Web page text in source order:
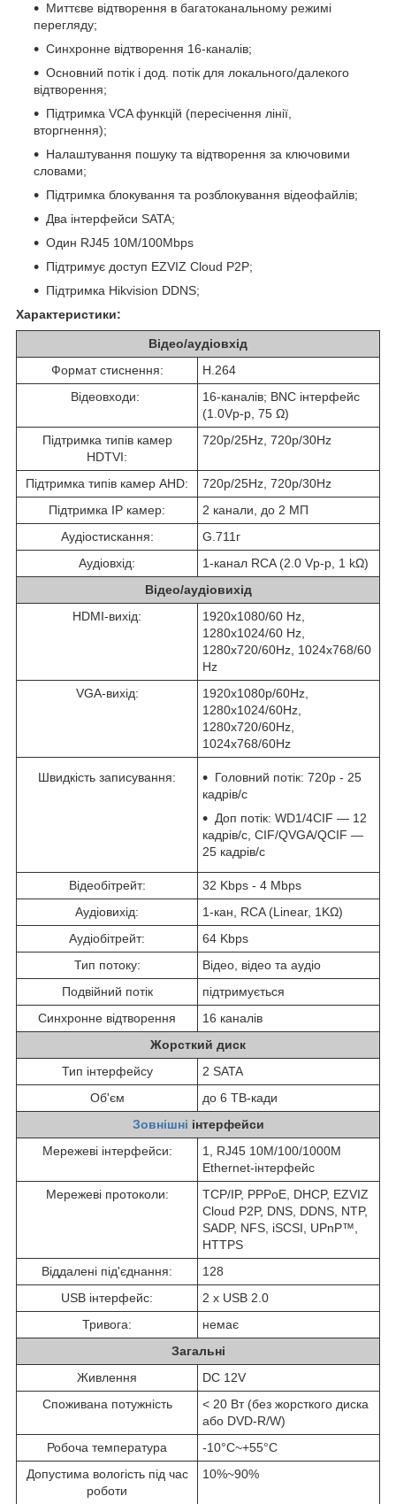
Миттєве відтворення в багатоканальному режимі
перегляду;
Синхронне відтворення 16-каналів;
Основний потік і дод. потік для локального/далекого
відтворення;
Підтримка VCA функцій (пересічення лінії,
вторгнення);
Налаштування пошуку та відтворення за ключовими
словами;
Підтримка блокування та розблокування відеофайлів;
Два інтерфейси SATA;
Один RJ45 10M/100Mbps
Підтримує доступ EZVIZ Cloud P2P;
Підтримка Hikvision DDNS;
Характеристики:
Відео/аудіовхід
Формат стиснення:
H.264
Відеовходи:
16-каналів; BNC інтерфейс
(1.0Vp-p, 75 Ω)
Підтримка типів камер
HDTVI:
720p/25Hz, 720p/30Hz
Підтримка типів камер AHD:
720p/25Hz, 720p/30Hz
Підтримка IP камер:
2 канали, до 2 МП
Аудіостискання:
G.711г
Аудіовхід:
1-канал RCA (2.0 Vp-p, 1 kΩ)
Відео/аудіовихід
HDMI-вихід:
1920x1080/60 Hz,
1280x1024/60 Hz,
1280x720/60Hz, 1024x768/60
Hz
VGA-вихід:
1920х1080р/60Hz,
1280х1024/60Hz,
1280х720/60Hz,
1024х768/60Hz
Швидкість записування:
Головний потік: 720р - 25
кадрів/с
Доп потік: WD1/4CIF — 12
кадрів/с, CIF/QVGA/QCIF —
25 кадрів/с
Відеобітрейт:
32 Kbps - 4 Mbps
Аудіовихід:
1-кан, RCA (Linear, 1KΩ)
Аудіобітрейт:
64 Kbps
Тип потоку:
Відео, відео та аудіо
Подвійний потік
підтримується
Синхронне відтворення
16 каналів
Жорсткий диск
Тип інтерфейсу
2 SATA
Об'єм
до 6 TB-кади
Зовнішні інтерфейси
Мережеві інтерфейси:
1, RJ45 10M/100/1000M
Ethernet-інтерфейс
Мережеві протоколи:
TCP/IP, PPPoE, DHCP, EZVIZ
Cloud P2P, DNS, DDNS, NTP,
SADP, NFS, iSCSI, UPnP™,
HTTPS
Віддалені під'єднання:
128
USB інтерфейс:
2 х USB 2.0
Тривога:
немає
Загальні
Живлення
DC 12V
Споживана потужність
< 20 Вт (без жорсткого диска
або DVD-R/W)
Робоча температура
-10°C~+55°C
Допустима вологість під час
роботи
10%~90%